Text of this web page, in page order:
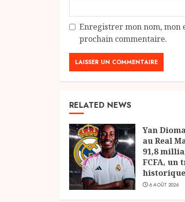
Enregistrer mon nom, mon
prochain commentaire.
RELATED NEWS
Yan
au Real
91,8
FCFA, un
historique
6 AOÛT 2026